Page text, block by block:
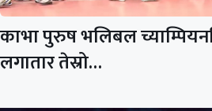
काभा पुरुष भलिबल
लगातार तेस्रो…